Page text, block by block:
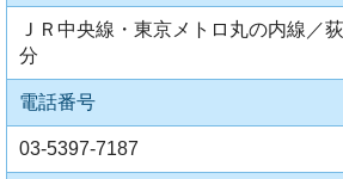
ＪＲ中央線・東京メトロ丸の内線／
分
電話番号
03-5397-7187